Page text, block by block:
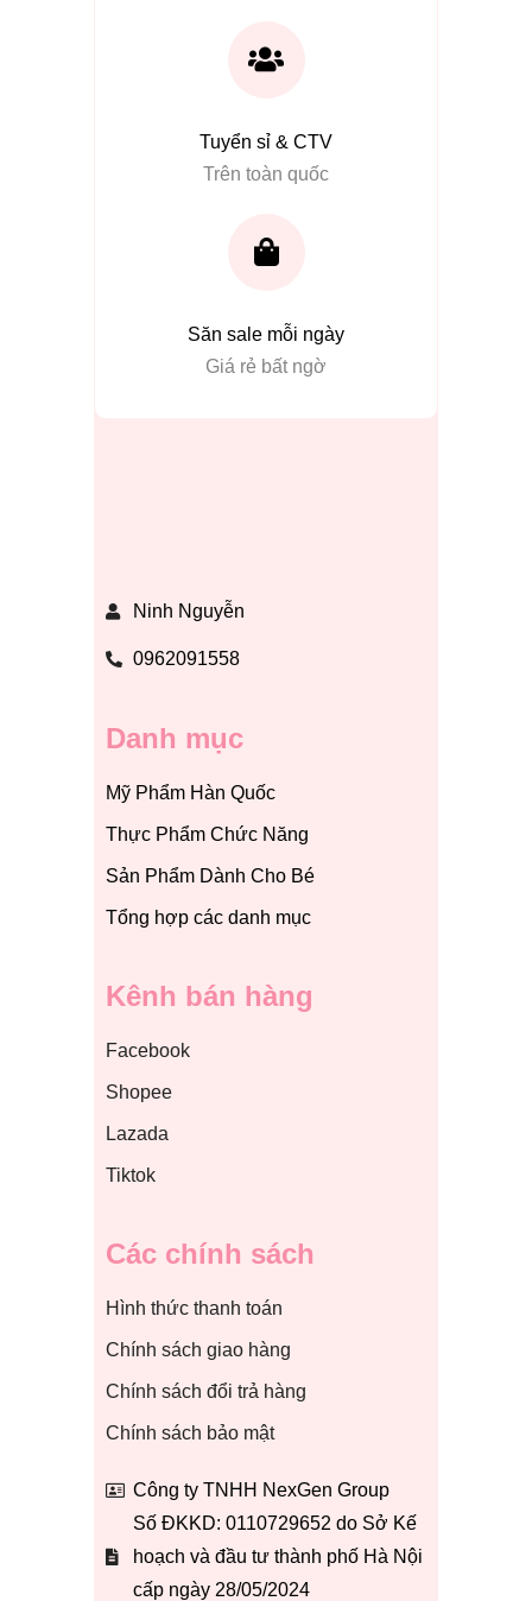
Tuyển sỉ & CTV
Trên toàn quốc
Săn sale mỗi ngày
Giá rẻ bất ngờ
Ninh Nguyễn
0962091558
Danh mục
Mỹ Phẩm Hàn Quốc
Thực Phẩm Chức Năng
Sản Phẩm Dành Cho Bé
Tổng hợp các danh mục
Kênh bán hàng
Facebook
Shopee
Lazada
Tiktok
Các chính sách
Hình thức thanh toán
Chính sách giao hàng
Chính sách đổi trả hàng
Chính sách bảo mật
Công ty TNHH NexGen Group
Số ĐKKD: 0110729652 do Sở Kế
hoạch và đầu tư thành phố Hà Nội
cấp ngày 28/05/2024